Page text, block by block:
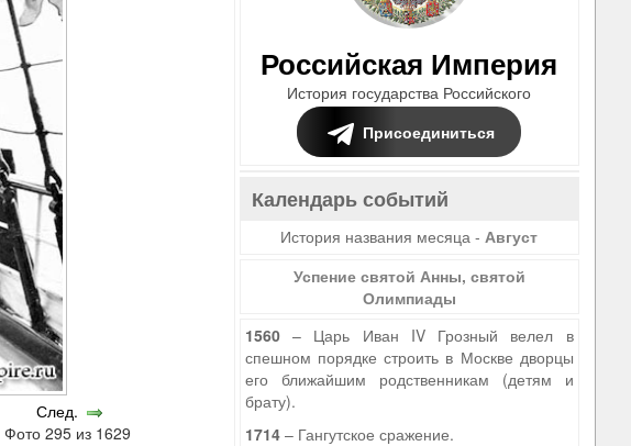
След.
Фото 295 из 1629
Российская Империя
История государства Российского
Присоединиться
Календарь событий
История названия месяца -Август
Успение святой Анны, святой
Олимпиады
1560– Царь Иван IV Грозный велел в
спешном порядке строить в Москве дворцы
его ближайшим родственникам (детям и
брату).
1714– Гангутское сражение.